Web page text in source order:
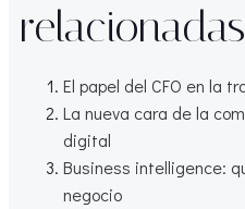
El papel del CFO en la
La nueva cara de la
digital
Business intelligence:
negocio